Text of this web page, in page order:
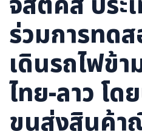
ร่วมการทด
เดินรถไฟข้
ไทย-ลาว โ
ขนส่งสินค้า